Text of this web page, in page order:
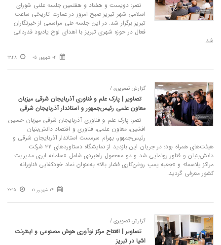
نصر: دویست‌ و هفتاد و هفتمین جلسه علنی شورای
اسلامی شهر تبریز صبح امروز در عمارت تاریخی ساعت
تبریز برگزار شد. در این جلسه طی مراسمی از خبرنگاران
فعال در حوزه شهری تبریز با اهدای لوح یادبود قدردانی
شد.
04 شهریور 05 13:48
گزارش تصویری /
تصاویر | پارک علم و فناوری آذربایجان شرقی میزبان
معاون علمی رئیس‌جمهور و استاندار آذربایجان شرقی
نصر: پارک علم و فناوری آذربایجان شرقی میزبان حسین
افشین، معاون علمی، فناوری و اقتصاد دانش‌بنیان
رئیس‌جمهور، بهرام سرمست استاندار آذربایجان شرقی و
هیئت‌های همراه بود؛ در جریان این بازدید از نمایشگاه دستاوردهای ۳۲ شرکت
دانش‌بنیان و فناور رونمایی شد و دو محصول راهبردی شامل «سامانه ابری مدیریت
مراکز پلاسما» و «جعبه پمپ روغن‌کاری فشار بالا» به‌عنوان نماد خودکفایی فناورانه
کشور معرفی گردید.
04 شهریور 01 22:15
گزارش تصویری /
تصاویر | افتتاح مرکز نوآوری هوش مصنوعی و اینترنت
اشیا در تبریز